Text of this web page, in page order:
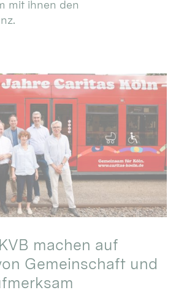
mit ihnen den
machen auf
Gemeinschaft und